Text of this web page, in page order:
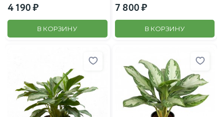
4 190
В КОРЗИНУ
7 800
В КОРЗИНУ